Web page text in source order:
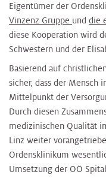
Eigentümer der
Vinzenz Gruppe und die
diese Kooperation wird
Schwestern und der
Basierend auf
sicher, dass der Mensch
Mittelpunkt der
Durch diesen
medizinischen Qualität
Linz weiter
Ordensklinikum
Umsetzung der OÖ